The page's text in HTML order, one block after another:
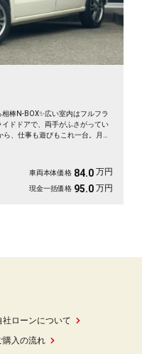
棒N-BOX✨広い室内はフルフラ
ドドアで、両手がふさがってい
、仕事も遊びもこれ一台。月々
《1年保証付》で安心の一台😊
車両本体価格 84.0 万円
現金一括価格 95.0 万円
社ローンについて
購入の流れ